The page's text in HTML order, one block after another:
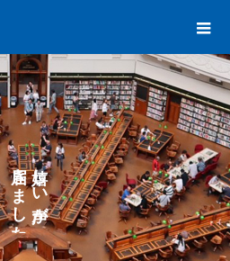
し
い
が
き
ま
し
た
。